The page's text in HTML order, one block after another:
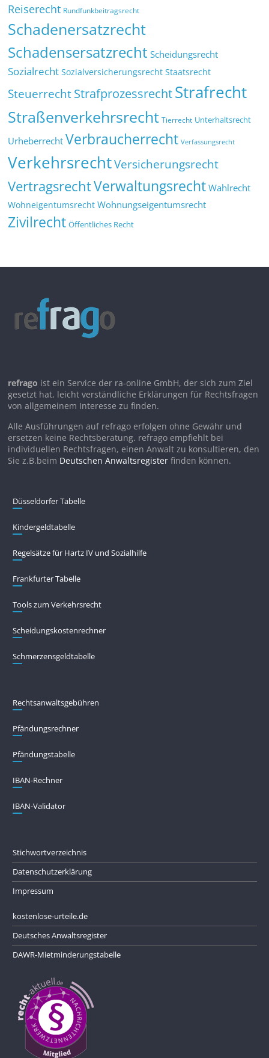
Reiserecht Rundfunkbeitragsrecht
Schadenersatzrecht
Schadensersatzrecht Scheidungsrecht
Sozialrecht Sozialversicherungsrecht Staatsrecht
SteuerrechtStrafprozessrechtStrafrecht
Straßenverkehrsrecht Tierrecht Unterhaltsrecht
Urheberrecht Verbraucherrecht Verfassungsrecht
VerkehrsrechtVersicherungsrecht
VertragsrechtVerwaltungsrecht Wahlrecht
Wohneigentumsrecht Wohnungseigentumsrecht
Zivilrecht Öffentliches Recht
refrago ist ein Service der ra-online GmbH, der sich zum Ziel
gesetzt hat, leicht verständliche Erklärungen für Rechtsfragen
von allgemeinem Interesse zu finden.
Alle Ausführungen auf refrago erfolgen ohne Gewähr und
ersetzen keine Rechtsberatung. refrago empfiehlt bei
individuellen Rechtsfragen, einen Anwalt zu konsultieren, den
Sie z.B.beim Deutschen Anwaltsregister finden können.
Düsseldorfer Tabelle
Kindergeldtabelle
Regelsätze für Hartz IV und Sozialhilfe
Frankfurter Tabelle
Tools zum Verkehrsrecht
Scheidungskostenrechner
Schmerzensgeldtabelle
Rechtsanwaltsgebühren
Pfändungs­rechner
Pfändungs­tabelle
IBAN-Rechner
IBAN-Validator
Stichwortverzeichnis
Datenschutzerklärung
Impressum
kostenlose-urteile.de
Deutsches Anwaltsregister
DAWR-Mietminderungstabelle